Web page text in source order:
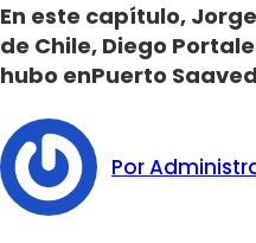
En este capítulo,
de Chile, Diego
hubo enPuerto
Por